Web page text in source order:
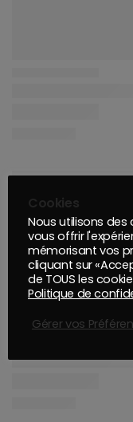
Cookies
Nous utilisons des
vous offrir
mémorisant vos
cliquant sur
de TOUS les
Politique de
Gérer vos